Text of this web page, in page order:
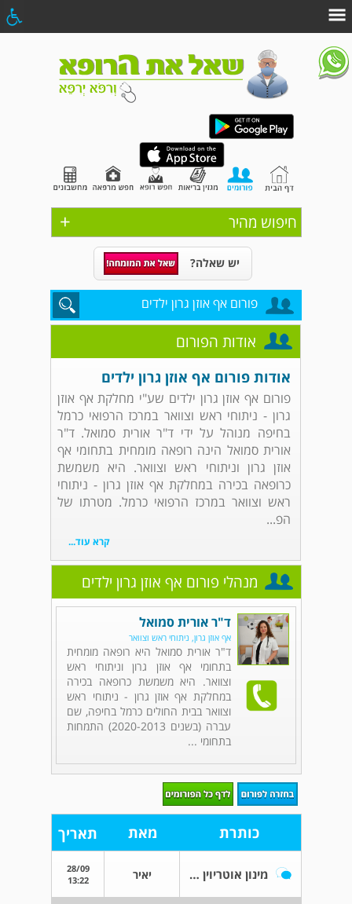
+ חיפוש מהיר
יש שאלה?
פורום אף אוזן גרון ילדים
אודות הפורום
אודות פורום אף אוזן גרון ילדים
פורום אף אוזן גרון ילדים שע"י מחלקת אף אוזן
גרון - ניתוחי ראש וצוואר במרכז הרפואי כרמל
בחיפה מנוהל על ידי ד"ר אורית סמואל. ד"ר
אורית סמואל הינה רופאה מומחית בתחומי אף
אוזן גרון וניתוחי ראש וצוואר. היא משמשת
כרופאה בכירה במחלקת אף אוזן גרון - ניתוחי
ראש וצוואר במרכז הרפואי כרמל. מטרתו של
הפ...
קרא עוד...
מנהלי פורום אף אוזן גרון ילדים
ד"ר אורית סמואל
אף אוזן גרון, ניתוחי ראש וצוואר
ד"ר אורית סמואל היא רופאה מומחית
בתחומי אף אוזן גרון וניתוחי ראש
וצוואר. היא משמשת כרופאה בכירה
במחלקת אף אוזן גרון - ניתוחי ראש
וצוואר בבית החולים כרמל בחיפה, שם
עברה (בשנים 2020-2013) התמחות
בתחומי ...
כותרת מאת תאריך
מינון אוטריוין לילדים יאיר
28/09
13:22